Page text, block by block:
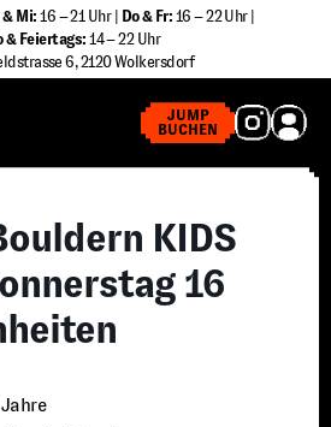
& Mi: 16 – 21 Uhr | Do & Fr: 16 – 22 Uhr |
& Feiertags: 14 – 22 Uhr
6, 2120 Wolkersdorf
JUMP
BUCHEN
KIDS
16